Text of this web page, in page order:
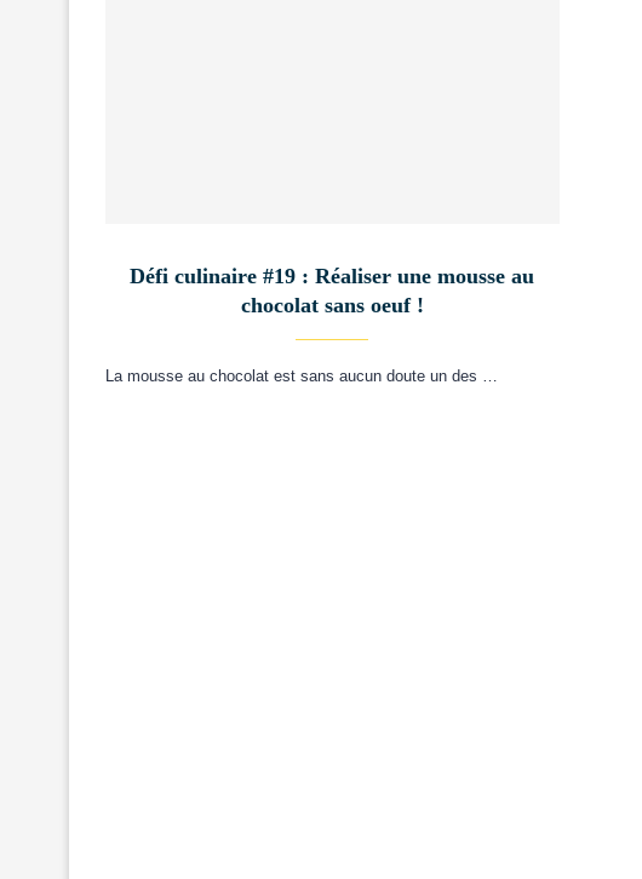
Défi culinaire #19 : Réaliser une mousse au
chocolat sans oeuf !
La mousse au chocolat est sans aucun doute un des …